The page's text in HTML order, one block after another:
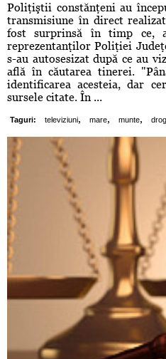
Poliţiştii constănţeni au
transmisiune în direct
fost surprinsă în timp ce,
reprezentanţilor Poliţiei
s-au autosesizat după ce au
află în căutarea tinerei.
identificarea acesteia, dar
sursele citate. În ...
Taguri: televiziuni, mare, munte, drog